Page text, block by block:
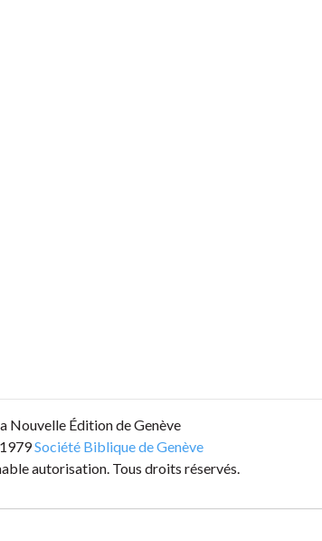
Nouvelle Édition de Genève
Société Biblique de Genève
autorisation. Tous droits réservés.